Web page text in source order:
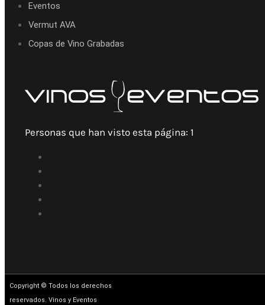
Eventos
Vermut AVA
Copas de Vino Grabadas
Personas que han visto esta página: 1
Copyright © Todos los derechos
reservados. Vinos y Eventos